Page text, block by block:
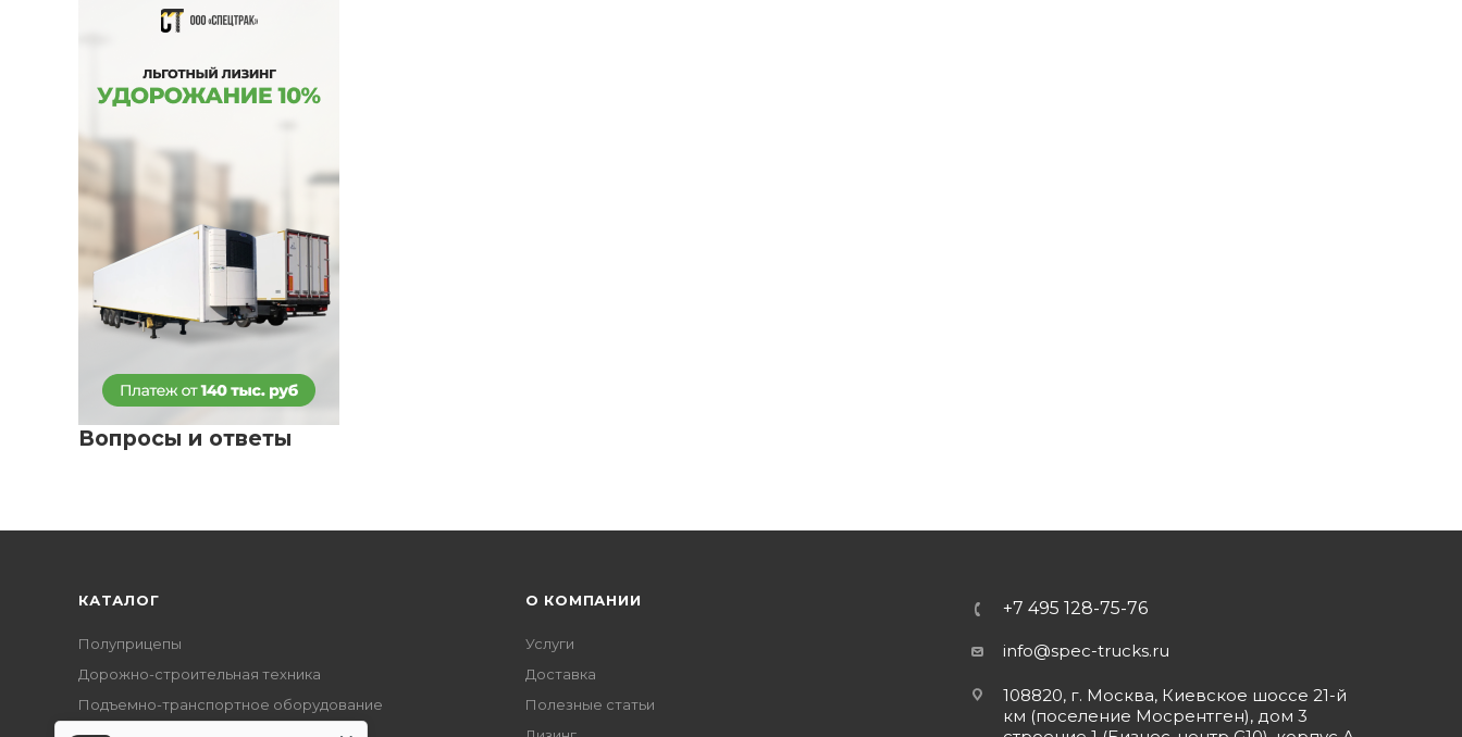
Вопросы и ответы
КАТАЛОГ
Полуприцепы
Дорожно-строительная техника
Подъемно-транспортное оборудование
О КОМПАНИИ
Услуги
Доставка
Полезные статьи
+7 495 128-75-76
info@spec-trucks.ru
108820, г. Москва, Киевское шоссе 21-й
км (поселение Мосрентген), дом 3